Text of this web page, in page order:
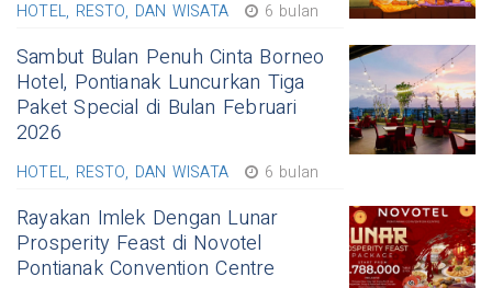
HOTEL, RESTO, DAN WISATA 6 bulan
Sambut Bulan Penuh Cinta Borneo
Hotel, Pontianak Luncurkan Tiga
Paket Special di Bulan Februari
2026
HOTEL, RESTO, DAN WISATA 6 bulan
Rayakan Imlek Dengan Lunar
Prosperity Feast di Novotel
Pontianak Convention Centre